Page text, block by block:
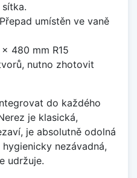
Přepad umístěn ve vaně
480 mm R15
nutno zhotovit
do každého
je klasická,
je absolutně odolná
nezávadná,
udržuje.